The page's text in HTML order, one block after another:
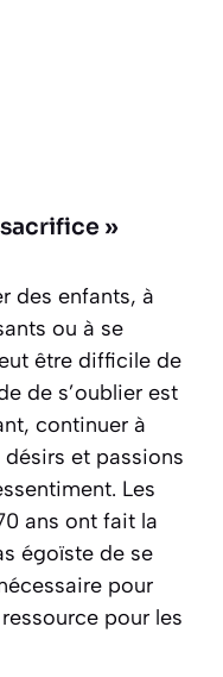
»
des enfants, à
ou à se
être difficile de
de s’oublier est
continuer à
et passions
Les
ans ont fait la
égoïste de se
pour
pour les